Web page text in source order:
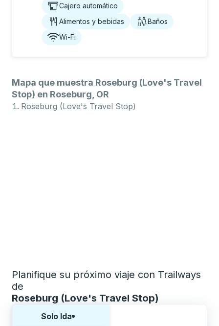
Cajero automático
Alimentos y bebidas
Baños
Wi-Fi
Mapa que muestra Roseburg (Love's Travel
Stop) en Roseburg, OR
Roseburg (Love's Travel Stop)
Planifique su próximo viaje con Trailways
de
Roseburg (Love's Travel Stop)
Solo Ida